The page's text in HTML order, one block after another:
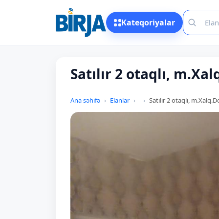
Kateqoriyalar
Satılır 2 otaqlı,
Ana səhifə Elanlar Satılır 2 otaqlı,